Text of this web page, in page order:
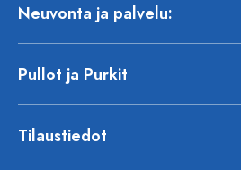
Neuvonta ja palvelu:
Pullot ja Purkit
Tilaustiedot